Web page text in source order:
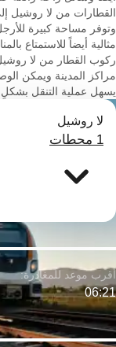
القطارات من لا روشيل
وتوفر مساحة كبيرة
مثالية أيضاً للاستمتاع
ركوب القطار من لا
مراكز المدينة ويمكن
يسهل عملية التنقل بشكلٍ
لا روشيل
1 محطات
06:21